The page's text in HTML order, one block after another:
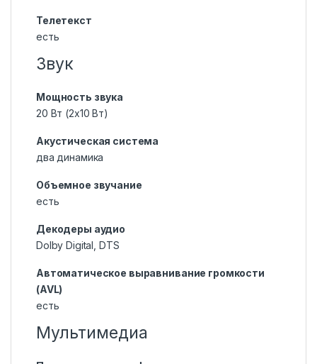
Телетекст
есть
Звук
Мощность звука
20 Вт (2х10 Вт)
Акустическая система
два динамика
Объемное звучание
есть
Декодеры аудио
Dolby Digital, DTS
Автоматическое выравнивание громкости
(AVL)
есть
Мультимедиа